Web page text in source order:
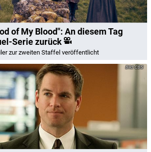
of My Blood": An diesem Tag
Serie zurück
zur zweiten Staffel veröffentlicht
CBS